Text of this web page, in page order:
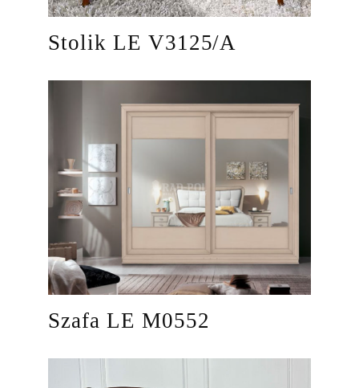
Stolik LE V3125/A
Szafa LE M0552